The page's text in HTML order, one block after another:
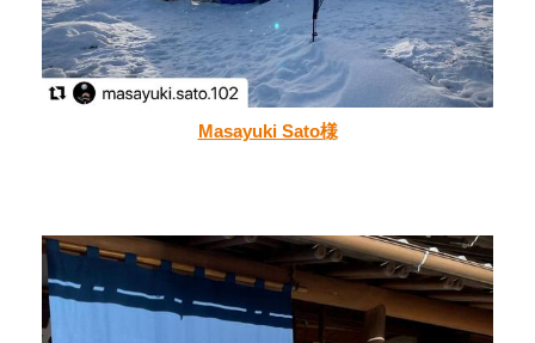
Masayuki Sato様